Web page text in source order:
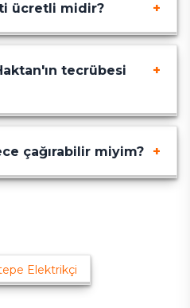
ücretli midir? +
tecrübesi
+
çağırabilir miyim? +
Elektrikçi